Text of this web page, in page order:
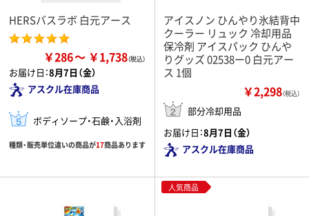
HERSバスラボ 白元アース
￥286 ￥1,738
お届け日：8月7日（金）
アスクル在庫商品
ボディソープ・石鹸・入浴剤
種類・販売単位違いの商品が17商品あります
アイスノン ひんやり氷結背中
クーラー リュック 冷却用品
保冷剤 アイスパック ひんや
りグッズ 02538ー0 白元アー
ス 1個
￥2,298（税込）
部分冷却用品
お届け日：8月7日（金）
アスクル在庫商品
人気商品